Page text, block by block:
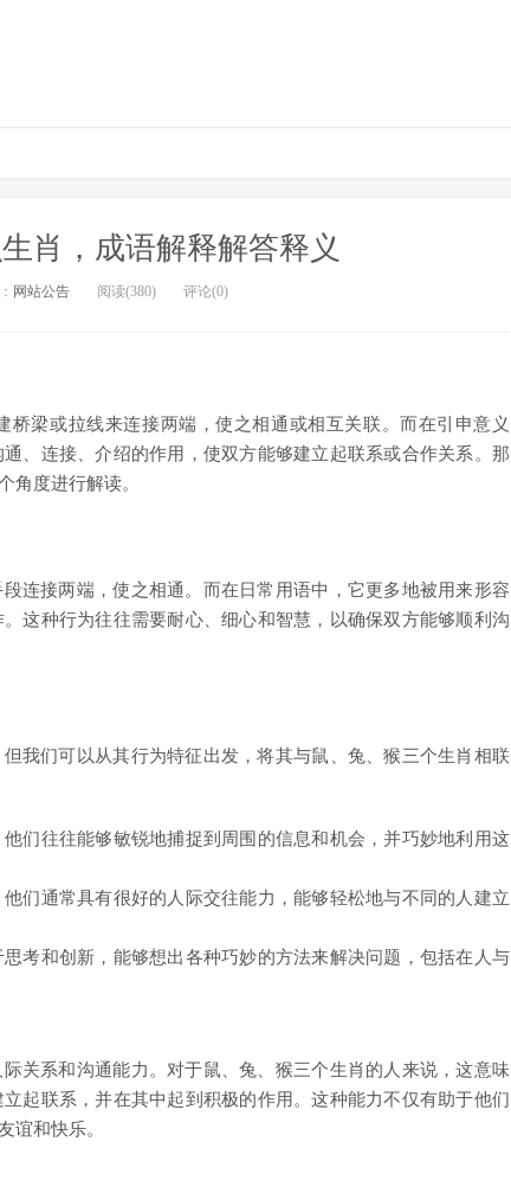
肖，成语解释解答释义
网站公告 阅读(380) 评论(0)
梁或拉线来连接两端，使之相通或相互关联。而在引申意义
、连接、介绍的作用，使双方能够建立起联系或合作关系。那
角度进行解读。
连接两端，使之相通。而在日常用语中，它更多地被用来形容
这种行为往往需要耐心、细心和智慧，以确保双方能够顺利沟
我们可以从其行为特征出发，将其与鼠、兔、猴三个生肖相联
们往往能够敏锐地捕捉到周围的信息和机会，并巧妙地利用这
们通常具有很好的人际交往能力，能够轻松地与不同的人建立
考和创新，能够想出各种巧妙的方法来解决问题，包括在人与
关系和沟通能力。对于鼠、兔、猴三个生肖的人来说，这意味
起联系，并在其中起到积极的作用。这种能力不仅有助于他们
谊和快乐。